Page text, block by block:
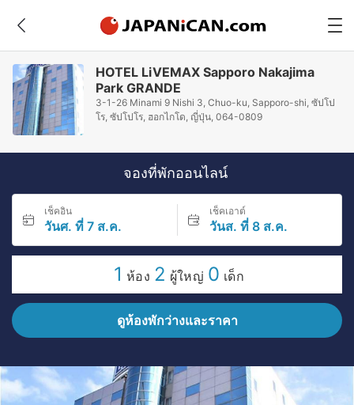
HOTEL LiVEMAX Sapporo Nakajima
Park GRANDE
3-1-26 Minami 9 Nishi 3, Chuo-ku, Sapporo-shi, ซัปโป
โร, ซัปโปโร, ฮอกไกโด, ญี่ปุ่น, 064-0809
จองที่พักออนไลน์
เช็คอิน
วันศ. ที่ 7 ส.ค.
เช็คเอาต์
วันส. ที่ 8 ส.ค.
1 ห้อง 2 ผู้ใหญ่ 0 เด็ก
ดูห้องพักว่างและราคา